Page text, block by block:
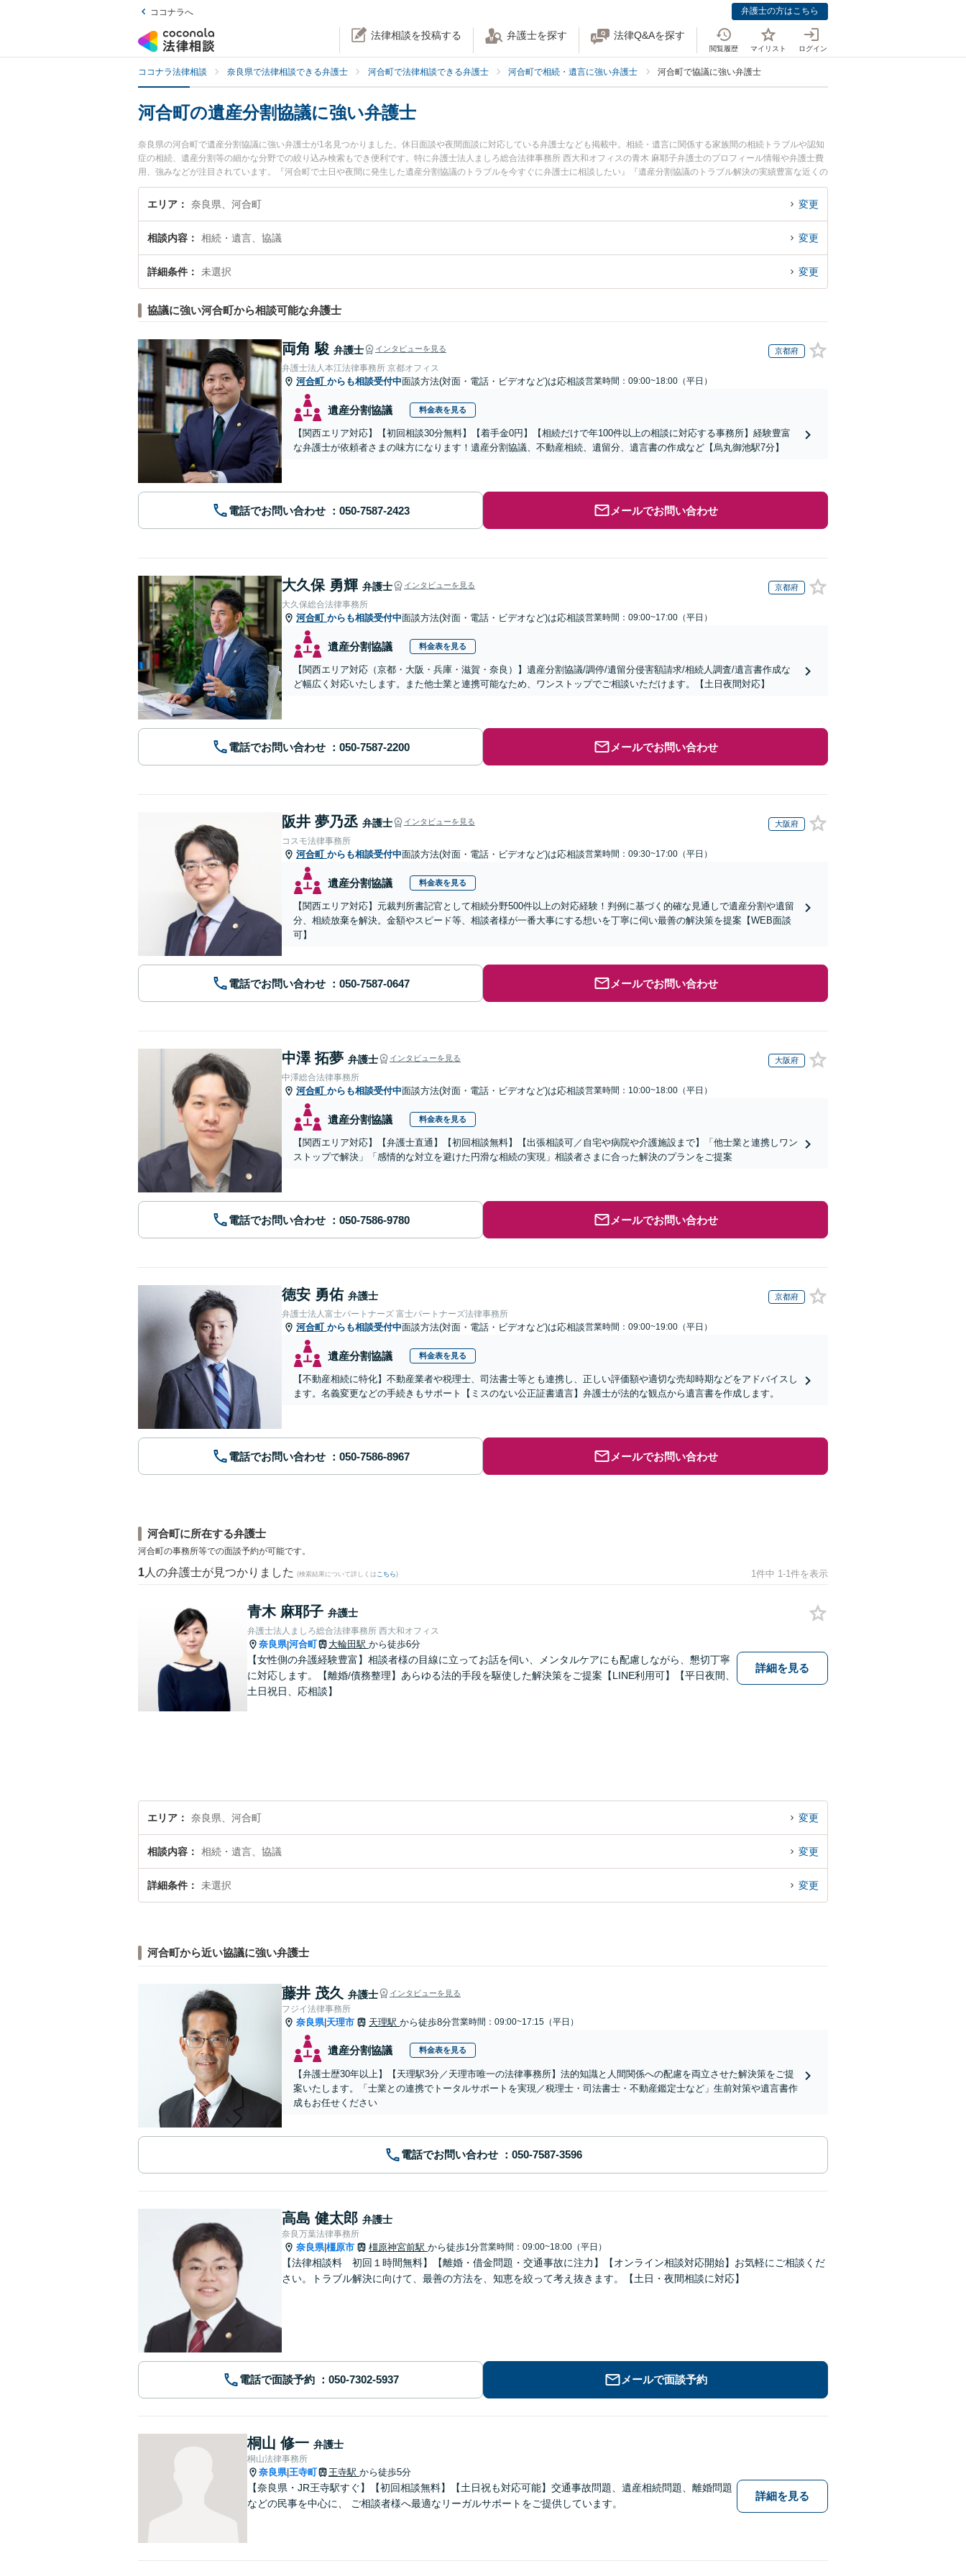
ココナラへ 弁護士の方はこちら
法律相談を投稿する 弁護士を探す 法律Q&Aを探す
閲覧履歴 マイリスト ログイン
ココナラ法律相談 奈良県で法律相談できる弁護士 河合町で法律相談できる弁護士 河合町で相続・遺言に強い弁護士 河合町で協議に強い弁護士
河合町の遺産分割協議に強い弁護士
奈良県の河合町で遺産分割協議に強い弁護士が1名見つかりました。休日面談や夜間面談に対応している弁護士なども掲載中。相続・遺言に関係する家族間の相続トラブルや認知
症の相続、遺産分割等の細かな分野での絞り込み検索もでき便利です。特に弁護士法人ましろ総合法律事務所 西大和オフィスの青木 麻耶子弁護士のプロフィール情報や弁護士費
用、強みなどが注目されています。『河合町で土日や夜間に発生した遺産分割協議のトラブルを今すぐに弁護士に相談したい』『遺産分割協議のトラブル解決の実績豊富な近くの
弁護士を検索したい』『初回相談無料で遺産分割協議を法律相談できる河合町内の弁護士に相談予約したい』などでお困りの相談者さんにおすすめです。
エリア 奈良県、河合町 変更
相談内容 相続・遺言、協議 変更
詳細条件 未選択 変更
協議に強い河合町から相談可能な弁護士
両角 駿 弁護士 インタビューを見る 京都府
弁護士法人本江法律事務所 京都オフィス
河合町 からも相談受付中面談方法(対面・電話・ビデオなど)は応相談営業時間：09:00~18:00（平日）
遺産分割協議 料金表を見る
【関西エリア対応】【初回相談30分無料】【着手金0円】【相続だけで年100件以上の相談に対応する事務所】経験豊富
な弁護士が依頼者さまの味方になります！遺産分割協議、不動産相続、遺留分、遺言書の作成など【烏丸御池駅7分】
電話でお問い合わせ メールでお問い合わせ
大久保 勇輝 弁護士 インタビューを見る 京都府
大久保総合法律事務所
河合町 からも相談受付中面談方法(対面・電話・ビデオなど)は応相談営業時間：09:00~17:00（平日）
遺産分割協議 料金表を見る
【関西エリア対応（京都・大阪・兵庫・滋賀・奈良）】遺産分割協議/調停/遺留分侵害額請求/相続人調査/遺言書作成な
ど幅広く対応いたします。また他士業と連携可能なため、ワンストップでご相談いただけます。【土日夜間対応】
電話でお問い合わせ メールでお問い合わせ
阪井 夢乃丞 弁護士 インタビューを見る 大阪府
コスモ法律事務所
河合町 からも相談受付中面談方法(対面・電話・ビデオなど)は応相談営業時間：09:30~17:00（平日）
遺産分割協議 料金表を見る
【関西エリア対応】元裁判所書記官として相続分野500件以上の対応経験！判例に基づく的確な見通しで遺産分割や遺留
分、相続放棄を解決。金額やスピード等、相談者様が一番大事にする想いを丁寧に伺い最善の解決策を提案【WEB面談
可】
電話でお問い合わせ メールでお問い合わせ
中澤 拓夢 弁護士 インタビューを見る 大阪府
中澤総合法律事務所
河合町 からも相談受付中面談方法(対面・電話・ビデオなど)は応相談営業時間：10:00~18:00（平日）
遺産分割協議 料金表を見る
【関西エリア対応】【弁護士直通】【初回相談無料】【出張相談可／自宅や病院や介護施設まで】「他士業と連携しワン
ストップで解決」「感情的な対立を避けた円滑な相続の実現」相談者さまに合った解決のプランをご提案
電話でお問い合わせ メールでお問い合わせ
徳安 勇佑 弁護士 京都府
弁護士法人富士パートナーズ 富士パートナーズ法律事務所
河合町 からも相談受付中面談方法(対面・電話・ビデオなど)は応相談営業時間：09:00~19:00（平日）
遺産分割協議 料金表を見る
【不動産相続に特化】不動産業者や税理士、司法書士等とも連携し、正しい評価額や適切な売却時期などをアドバイスし
ます。名義変更などの手続きもサポート【ミスのない公正証書遺言】弁護士が法的な観点から遺言書を作成します。
電話でお問い合わせ メールでお問い合わせ
河合町に所在する弁護士
河合町の事務所等での面談予約が可能です。
1 人の弁護士が見つかりました (検索結果について詳しくは こちら) 1件中 1-1件を表示
青木 麻耶子 弁護士
弁護士法人ましろ総合法律事務所 西大和オフィス
奈良県|河合町 大輪田駅 から徒歩6分
【女性側の弁護経験豊富】相談者様の目線に立ってお話を伺い、メンタルケアにも配慮しながら、懇切丁寧
に対応します。【離婚/債務整理】あらゆる法的手段を駆使した解決策をご提案【LINE利用可】【平日夜間、
土日祝日、応相談】
詳細を見る
エリア 奈良県、河合町 変更
相談内容 相続・遺言、協議 変更
詳細条件 未選択 変更
河合町から近い協議に強い弁護士
藤井 茂久 弁護士 インタビューを見る
フジイ法律事務所
奈良県| 天理市 天理駅 から徒歩8分営業時間：09:00~17:15（平日）
遺産分割協議 料金表を見る
【弁護士歴30年以上】【天理駅3分／天理市唯一の法律事務所】法的知識と人間関係への配慮を両立させた解決策をご提
案いたします。「士業との連携でトータルサポートを実現／税理士・司法書士・不動産鑑定士など」生前対策や遺言書作
成もお任せください
電話でお問い合わせ
高島 健太郎 弁護士
奈良万葉法律事務所
奈良県|橿原市 橿原神宮前駅 から徒歩1分営業時間：09:00~18:00（平日）
【法律相談料 初回１時間無料】【離婚・借金問題・交通事故に注力】【オンライン相談対応開始】お気軽にご相談くだ
さい。トラブル解決に向けて、最善の方法を、知恵を絞って考え抜きます。【土日・夜間相談に対応】
電話で面談予約 メールで面談予約
桐山 修一 弁護士
桐山法律事務所
奈良県|王寺町 王寺駅 から徒歩5分
【奈良県・JR王寺駅すぐ】【初回相談無料】【土日祝も対応可能】交通事故問題、遺産相続問題、離婚問題
などの民事を中心に、 ご相談者様へ最適なリーガルサポートをご提供しています。
詳細を見る